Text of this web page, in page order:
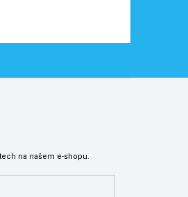
na našem e-shopu.